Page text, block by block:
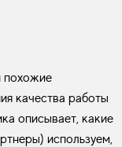
похожие
качества работы
описывает, какие
используем,